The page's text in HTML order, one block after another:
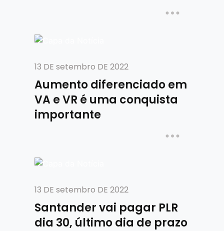
13 DE setembro DE 2022
Aumento diferenciado em
VA e VR é uma conquista
importante
13 DE setembro DE 2022
Santander vai pagar PLR
dia 30, último dia de prazo